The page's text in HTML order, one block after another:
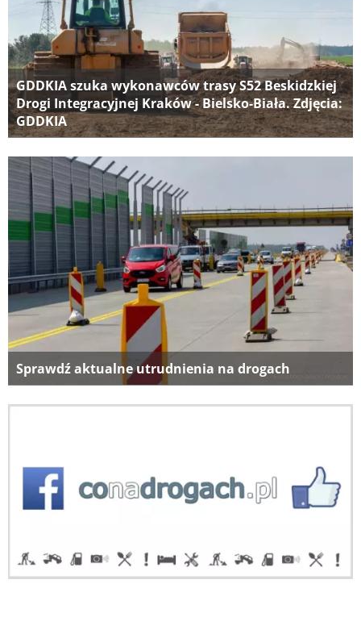
GDDKIA szuka wykonawców trasy S52 Beskidzkiej
Drogi Integracyjnej Kraków - Bielsko-Biała. Zdjęcia:
GDDKIA
Sprawdź aktualne utrudnienia na drogach